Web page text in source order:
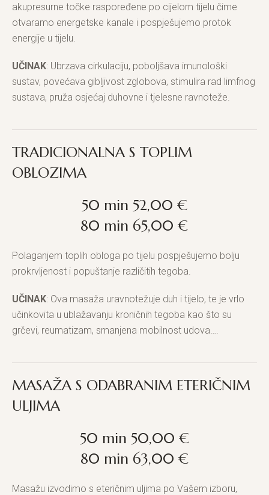
akupresurne točke raspoređene po cijelom tijelu čime
otvaramo energetske kanale i pospješujemo protok
energije u tijelu.
UČINAK: Ubrzava cirkulaciju, poboljšava imunološki
sustav, povećava gibljivost zglobova, stimulira rad limfnog
sustava, pruža osjećaj duhovne i tjelesne ravnoteže.
TRADICIONALNA S TOPLIM
OBLOZIMA
50 min 52,00 €
80 min 65,00 €
Polaganjem toplih obloga po tijelu pospješujemo bolju
prokrvljenost i popuštanje različitih tegoba.
UČINAK: Ova masaža uravnotežuje duh i tijelo, te je vrlo
učinkovita u ublažavanju kroničnih tegoba kao što su
grčevi, reumatizam, smanjena mobilnost udova….
MASAŽA S ODABRANIM ETERIČNIM
ULJIMA
50 min 50,00 €
80 min 63,00 €
Masažu izvodimo s eteričnim uljima po Vašem izboru,